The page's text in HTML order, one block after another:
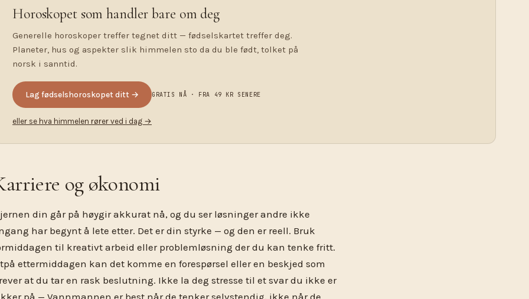
Horoskopet som handler bare om deg
Generelle horoskoper treffer tegnet ditt — fødselskartet treffer deg.
Planeter, hus og aspekter slik himmelen sto da du ble født, tolket på
norsk i sanntid.
Lag fødselshoroskopet ditt → GRATIS NÅ · FRA 49 KR SENERE
eller se hva himmelen rører ved i dag →
og økonomi
din går på høygir akkurat nå, og du ser løsninger andre ikke
har begynt å lete etter. Det er din styrke — og den er reell. Bruk
til kreativt arbeid eller problemløsning der du kan tenke fritt.
ettermiddagen kan det komme en forespørsel eller en beskjed som
at du tar en rask beslutning. Ikke la deg stresse til et svar du ikke er
på — Vannmannen er best når de tenker selvstendig, ikke når de